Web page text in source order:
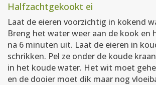
Halfzachtgekookt ei
Laat de eieren voorzichtig in kokend
Breng het water weer aan de kook en
na 6 minuten uit. Laat de eieren in
schrikken. Pel ze onder de koude
in het koude water. Het wit moet
en de dooier moet dik maar nog